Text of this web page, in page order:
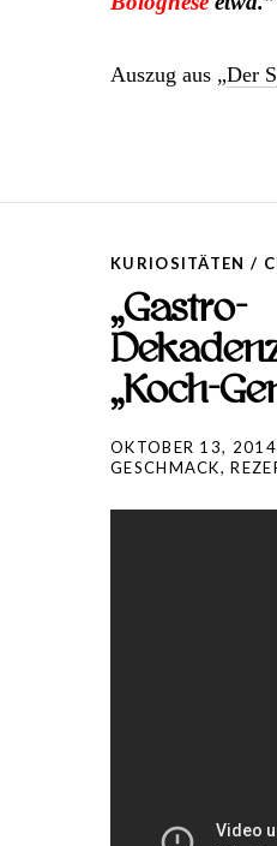
Auszug aus „Der
KURIOSITÄTEN /
„Gastro-
„Koch-
OKTOBER 13, 2014
GESCHMACK,